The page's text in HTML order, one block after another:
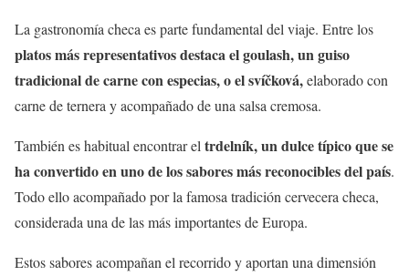
La gastronomía checa es parte fundamental del viaje. Entre los
platos más representativos destaca el goulash, un guiso
tradicional de carne con especias, o el svíčková,elaborado con
carne de ternera y acompañado de una salsa cremosa.
También es habitual encontrar el trdelník, un dulce típico que se
ha convertido en uno de los sabores más reconocibles del país.
Todo ello acompañado por la famosa tradición cervecera checa,
considerada una de las más importantes de Europa.
Estos sabores acompañan el recorrido y aportan una dimensión